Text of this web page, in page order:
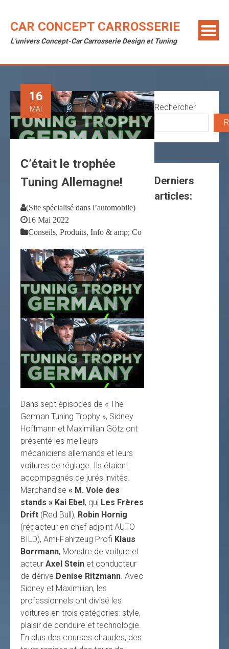
content
CAR CONCEPT CARROSSERIE
L'univers Concept-Car Carrosserie Design et Tuning
16
MAI
C’était le trophée
Tuning Allemagne!
(Site spécialisé dans l’automobile)
16 Mai 2022
Conseils, Produits, Info & amp; Co
Dans sept épisodes de « The
German Tuning Trophy », Sidney
Hoffmann et Maximilian Götz ont
présenté les meilleurs
mécaniciens allemands et leurs
voitures de réglage. Ils étaient
accompagnés de jurés invités.
Marchandise « M. Voie des
stands » Kai Ebel, qui Les Frères
Drift (Red Bull), Robin Hornig
(rédacteur en chef adjoint AUTO
BILD), Ami-Fahrzeug Profi Klaus
Borrmann, Monstre de voiture et
acteur Axel Stein et conducteur
de dérive Denise Ritzmann . Avec
Sidney et Maximilian, les
professionnels ont divisé les
voitures en trois catégories: style,
plaisir de conduire et technologie.
En plus des courses chaudes, des
Rechercher
Derniers
articles: